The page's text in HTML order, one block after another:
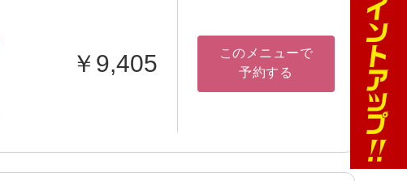
￥9,405
このメニューで
予約する